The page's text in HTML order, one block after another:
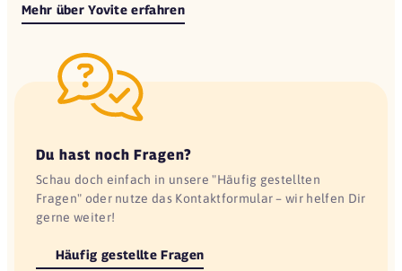
Mehr über Yovite erfahren
Du hast noch Fragen?
Schau doch einfach in unsere "Häufig gestellten
Fragen" oder nutze das Kontaktformular – wir helfen Dir
gerne weiter!
Häufig gestellte Fragen